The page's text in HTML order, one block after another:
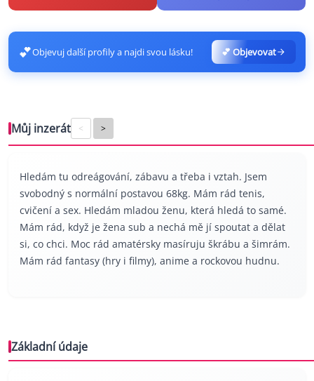
💕Objevuj další profily a najdi svou lásku! 💕 Objevovat
Můj inzerát < >
Hledám tu odreágování, zábavu a třeba i vztah. Jsem
svobodný s normální postavou 68kg. Mám rád tenis,
cvičení a sex. Hledám mladou ženu, která hledá to samé.
Mám rád, když je žena sub a nechá mě jí spoutat a dělat
si, co chci. Moc rád amatérsky masíruju škrábu a šimrám.
Mám rád fantasy (hry i filmy), anime a rockovou hudnu.
Základní údaje